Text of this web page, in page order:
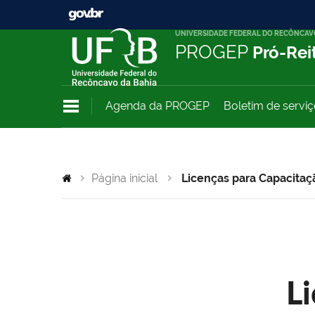
UNIVERSIDADE FEDERAL DO
PROGEP Pró-
Agenda da PROGEP Boletim de
Página inicial Licenças para